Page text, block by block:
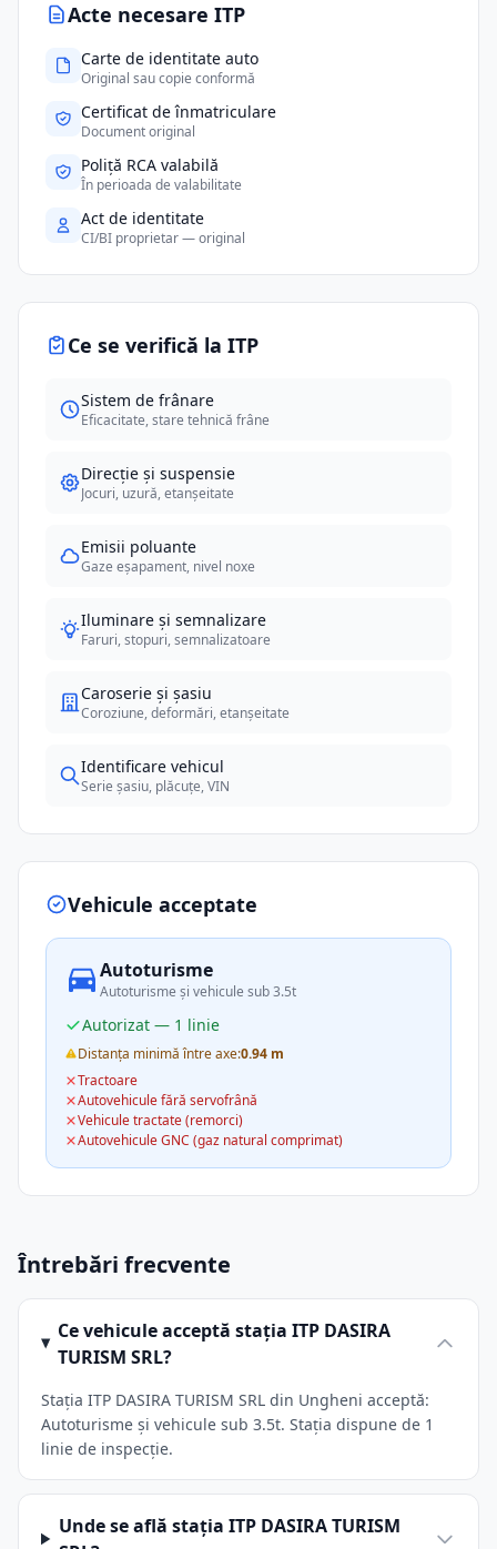
Acte necesare ITP
Carte de identitate auto
Original sau copie conformă
Certificat de înmatriculare
Document original
Poliță RCA valabilă
În perioada de valabilitate
Act de identitate
CI/BI proprietar — original
Ce se verifică la ITP
Sistem de frânare
Eficacitate, stare tehnică frâne
Direcție și suspensie
Jocuri, uzură, etanșeitate
Emisii poluante
Gaze eșapament, nivel noxe
Iluminare și semnalizare
Faruri, stopuri, semnalizatoare
Caroserie și șasiu
Coroziune, deformări, etanșeitate
Identificare vehicul
Serie șasiu, plăcuțe, VIN
Vehicule acceptate
Autoturisme
Autoturisme și vehicule sub 3.5t
Autorizat — 1 linie
Distanța minimă între axe:0.94 m
Tractoare
Autovehicule fără servofrână
Vehicule tractate (remorci)
Autovehicule GNC (gaz natural comprimat)
Întrebări frecvente
Ce vehicule acceptă stația ITP DASIRA
TURISM SRL?
Stația ITP DASIRA TURISM SRL din Ungheni acceptă:
Autoturisme și vehicule sub 3.5t. Stația dispune de 1
linie de inspecție.
Unde se află stația ITP DASIRA TURISM